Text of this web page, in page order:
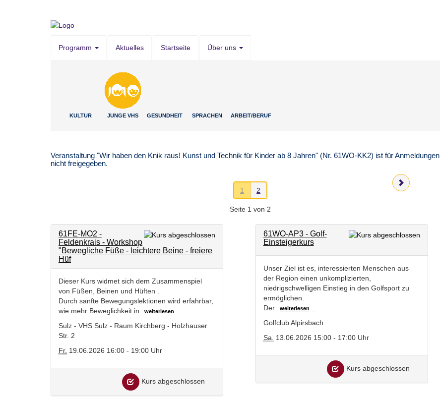
Programm Aktuelles Startseite Über uns
KULTUR JUNGE VHS GESUNDHEIT SPRACHEN ARBEIT/BERUF
Veranstaltung "Wir haben den Knik raus! Kunst und Technik für Kinder ab 8 Jahren" (Nr. 61WO-KK2) ist für Anmeldungen
nicht freigegeben.
1 2
Seite 1 von 2
61FE-MO2 -
Feldenkrais - Workshop
"Bewegliche Füße - leichtere Beine - freiere
Hüf
Dieser Kurs widmet sich dem Zusammenspiel
von Füßen, Beinen und Hüften .
Durch sanfte Bewegungslektionen wird erfahrbar,
wie mehr Beweglichkeit in
weiterlesen
Sulz - VHS Sulz - Raum Kirchberg - Holzhauser
Str. 2
Fr. 19.06.2026 16:00 - 19:00 Uhr
Kurs abgeschlossen
61WO-AP3 - Golf-
Einsteigerkurs
Unser Ziel ist es, interessierten Menschen aus
der Region einen unkomplizierten,
niedrigschwelligen Einstieg in den Golfsport zu
ermöglichen.
Der
weiterlesen
Golfclub Alpirsbach
Sa.
13.06.2026 15:00 - 17:00 Uhr
Kurs abgeschlossen